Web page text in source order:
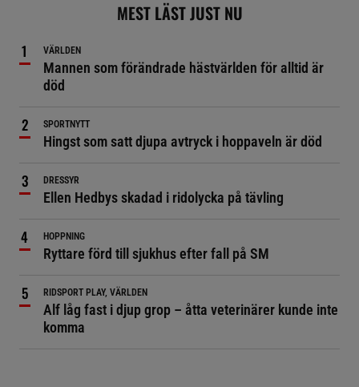
MEST LÄST JUST NU
VÄRLDEN
Mannen som förändrade hästvärlden för alltid är
död
SPORTNYTT
Hingst som satt djupa avtryck i hoppaveln är död
DRESSYR
Ellen Hedbys skadad i ridolycka på tävling
HOPPNING
Ryttare förd till sjukhus efter fall på SM
RIDSPORT PLAY, VÄRLDEN
Alf låg fast i djup grop – åtta veterinärer kunde inte
komma